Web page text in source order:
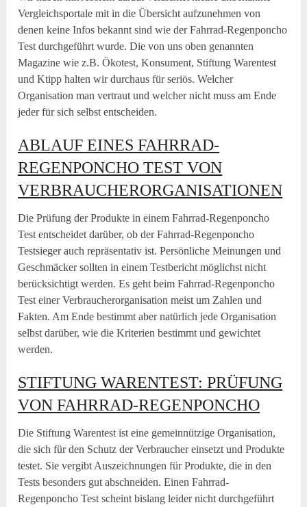
Vergleichsportale mit in die Übersicht aufzunehmen von
denen keine Infos bekannt sind wie der Fahrrad-Regenponcho
Test durchgeführt wurde. Die von uns oben genannten
Magazine wie z.B. Ökotest, Konsument, Stiftung Warentest
und Ktipp halten wir durchaus für seriös. Welcher
Organisation man vertraut und welcher nicht muss am Ende
jeder für sich selbst entscheiden.
ABLAUF EINES FAHRRAD-
REGENPONCHO TEST VON
VERBRAUCHERORGANISATIONEN
Die Prüfung der Produkte in einem Fahrrad-Regenponcho
Test entscheidet darüber, ob der Fahrrad-Regenponcho
Testsieger auch repräsentativ ist. Persönliche Meinungen und
Geschmäcker sollten in einem Testbericht möglichst nicht
berücksichtigt werden. Es geht beim Fahrrad-Regenponcho
Test einer Verbraucherorganisation meist um Zahlen und
Fakten. Am Ende bestimmt aber natürlich jede Organisation
selbst darüber, wie die Kriterien bestimmt und gewichtet
werden.
STIFTUNG WARENTEST: PRÜFUNG
VON FAHRRAD-REGENPONCHO
Die Stiftung Warentest ist eine gemeinnützige Organisation,
die sich für den Schutz der Verbraucher einsetzt und Produkte
testet. Sie vergibt Auszeichnungen für Produkte, die in den
Tests besonders gut abschneiden. Einen Fahrrad-
Regenponcho Test scheint bislang leider nicht durchgeführt